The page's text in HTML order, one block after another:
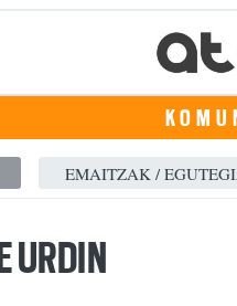
EMAITZAK /
URDIN